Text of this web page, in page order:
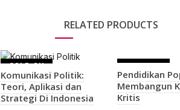
RELATED PRODUCTS
SOLD OU
T
Komunikasi Politik:
Teori, Aplikasi dan
Strategi Di Indonesia
SOLD OU
T
Pendidikan
Membangun
Kritis